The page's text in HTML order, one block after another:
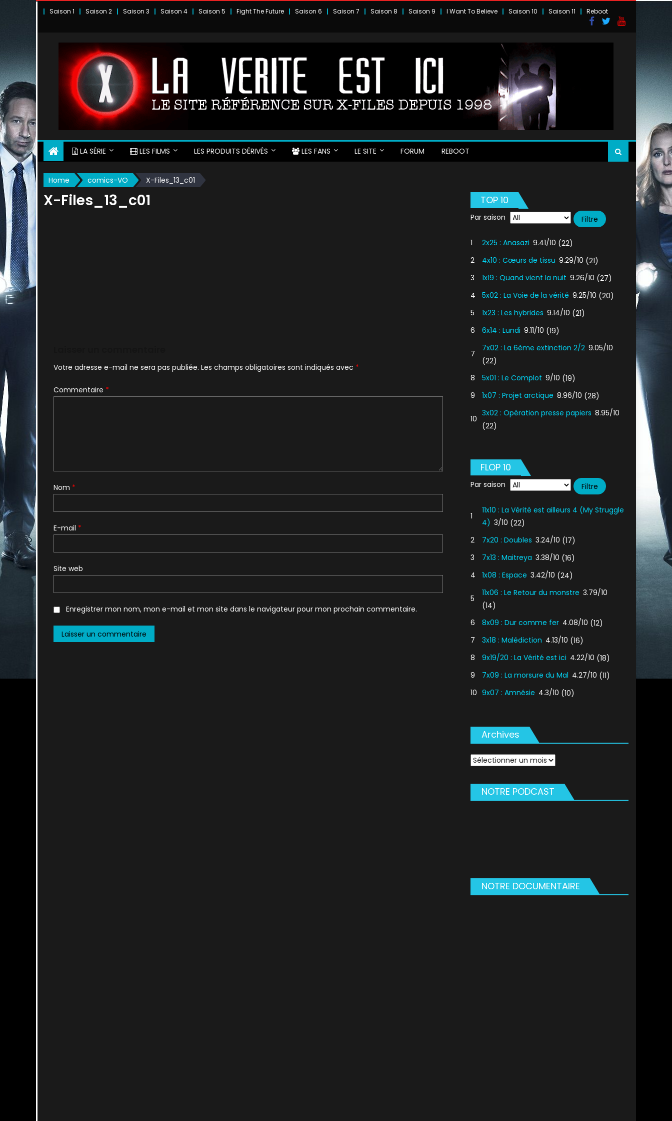
Saison 1 Saison 2 Saison 3 Saison 4 Saison 5 Fight The Future Saison 6 Saison 7 Saison 8 Saison 9 I Want To Believe Saison 10 Saison 11 Reboot
LA SÉRIE LES FILMS LES PRODUITS DÉRIVÉS LES FANS LE SITE FORUM REBOOT
Home comics-VO X-Files_13_c01
X-Files_13_c01
Votre adresse e-mail ne sera pas publiée. Les champs obligatoires sont indiqués avec *
Commentaire *
Nom *
E-mail *
Site web
Enregistrer mon nom, mon e-mail et mon site dans le navigateur pour mon prochain commentaire.
TOP 10
Par saison
1 2x25 : Anasazi 9.41/10 (22)
2
4x10 : Cœurs de tissu 9.29/10 (21)
3
1x19 : Quand vient la nuit 9.26/10 (27)
4
5x02 : La Voie de la vérité 9.25/10 (20)
5
1x23 : Les hybrides 9.14/10 (21)
6
6x14 : Lundi 9.11/10 (19)
7
7x02 : La 6ème extinction 2/2 9.05/10
(22)
8
5x01 : Le Complot 9/10 (19)
9
1x07 : Projet arctique 8.96/10 (28)
10
3x02 : Opération presse papiers 8.95/10
(22)
FLOP 10
Par saison
1
11x10 : La Vérité est ailleurs 4 (My Struggle
4) 3/10 (22)
2
7x20 : Doubles 3.24/10 (17)
3
7x13 : Maitreya 3.38/10 (16)
4
1x08 : Espace 3.42/10 (24)
5
11x06 : Le Retour du monstre 3.79/10
(14)
6
8x09 : Dur comme fer 4.08/10 (12)
7
3x18 : Malédiction 4.13/10 (16)
8
9x19/20 : La Vérité est ici 4.22/10 (18)
9
7x09 : La morsure du Mal 4.27/10 (11)
10 9x07 : Amnésie 4.3/10 (10)
Archives
Archives
NOTRE PODCAST
NOTRE DOCUMENTAIRE